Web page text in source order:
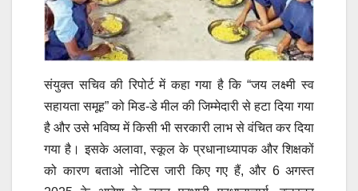
संयुक्त सचिव की रिपोर्ट में कहा गया है कि “जय लक्ष्मी स्व
सहायता समूह” को मिड-डे मील की जिम्मेदारी से हटा दिया गया
है और उसे भविष्य में किसी भी सरकारी लाभ से वंचित कर दिया
गया है। इसके अलावा, स्कूल के प्रधानाध्यापक और शिक्षकों
को कारण बताओ नोटिस जारी किए गए हैं, और 6 अगस्त